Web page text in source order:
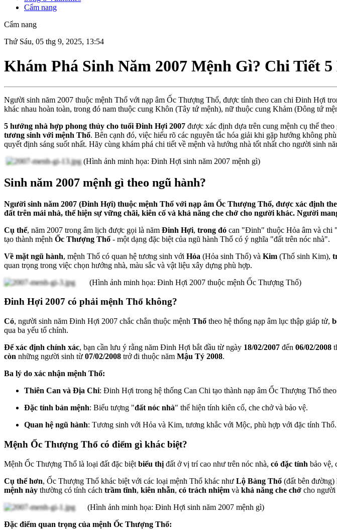
Cẩm nang
Cẩm nang
Thứ Sáu, 05 thg 9, 2025, 13:54
Khám Phá Sinh Năm 2007 Mệnh Gì? Chi Tiết
Người sinh năm 2007 thuộc mệnh Thổ với nạp âm Ốc Thượng Thổ, được tính theo can chi Đinh Hợi
khác nhau hoàn toàn, trong đó nam thuộc cung Khôn (Tây tứ mệnh), nữ thuộc cung Khảm (Đông tứ
5 hướng nhà hợp phong thủy cho tuổi Đinh Hợi 2007 được xác định dựa trên cung mệnh cụ thể theo
tương sinh với mệnh Thổ. Bên cạnh đó, việc hiểu rõ các nguyên tắc hóa giải khi gặp hướng không
quyết định sáng suốt nhất. Hãy cùng khám phá chi tiết về mệnh và hướng nhà tốt nhất cho người sinh
(Hình ảnh minh họa: Đinh Hợi sinh năm 2007 mệnh gì)
Sinh năm 2007 mệnh gì theo ngũ hành?
Người sinh năm 2007 (Đinh Hợi) thuộc mệnh Thổ với nạp âm Ốc Thượng Thổ, được xác định
đất trên mái nhà, thể hiện sự vững chãi, kiên cố và khả năng che chở cho người khác. Người
Cụ thể, năm 2007 trong âm lịch được gọi là năm Đinh Hợi, trong đó can "Đinh" thuộc Hỏa âm và chi
tạo thành mệnh Ốc Thượng Thổ - một dạng đặc biệt của ngũ hành Thổ có ý nghĩa "đất trên nóc nhà".
Về mặt ngũ hành, mệnh Thổ có quan hệ tương sinh với Hỏa (Hỏa sinh Thổ) và Kim (Thổ sinh Kim),
quan trọng trong việc chọn hướng nhà, màu sắc và vật liệu xây dựng phù hợp.
(Hình ảnh minh họa: Đinh Hợi 2007 thuộc mệnh Ốc Thượng Thổ)
Đinh Hợi 2007 có phải mệnh Thổ không?
Có, người sinh năm Đinh Hợi 2007 chắc chắn thuộc mệnh Thổ theo hệ thống nạp âm lục thập giáp tử,
qua ba yếu tố chính.
Để xác định chính xác, bạn cần lưu ý rằng năm Đinh Hợi bắt đầu từ ngày 18/02/2007 đến 06/02/2008
còn những người sinh từ 07/02/2008 trở đi thuộc năm Mậu Tý 2008.
Ba lý do xác nhận mệnh Thổ:
Thiên Can và Địa Chi: Đinh Hợi trong hệ thống Can Chi tạo thành nạp âm Ốc Thượng Thổ
Đặc tính bản mệnh: Biểu tượng "đất nóc nhà" thể hiện tính kiên cố, che chở và bảo vệ.
Quan hệ ngũ hành: Tương sinh với Hỏa và Kim, tương khắc với Mộc, phù hợp với đặc tính Thổ.
Mệnh Ốc Thượng Thổ có điểm gì khác biệt?
Mệnh Ốc Thượng Thổ là loại đất đặc biệt biểu thị đất ở vị trí cao như trên nóc nhà, có đặc tính bảo vệ,
Cụ thể hơn, Ốc Thượng Thổ khác biệt với các loại mệnh Thổ khác như Lộ Bàng Thổ (đất bên đường)
mệnh này thường có tính cách trầm tĩnh, kiên nhẫn, có trách nhiệm và khả năng che chở cho người
(Hình ảnh minh họa: Đinh Hợi sinh năm 2007 mệnh gì)
Đặc điểm quan trọng của mệnh Ốc Thượng Thổ: